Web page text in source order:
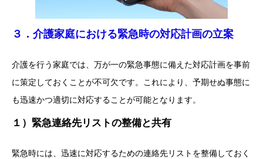
３．介護家庭における緊急時の対応計画の立案
介護を行う家庭では、万が一の緊急事態に備えた対応計画を事前
に策定しておくことが不可欠です。これにより、予期せぬ事態に
も迅速かつ適切に対応することが可能となります。
１）緊急連絡先リストの整備と共有
緊急時には、迅速に対応するための連絡先リストを整備しておく